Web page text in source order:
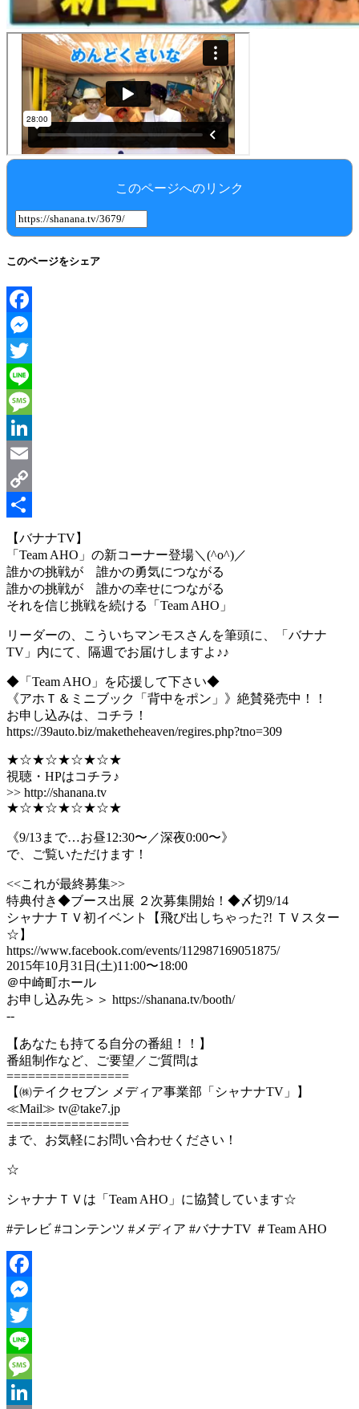
このページへのリンク
このページをシェア
Facebook
Messenger
Twitter
Line
Message
LinkedIn
Email
Copy
Link
共
有
【バナナTV】
「Team AHO」の新コーナー登場＼(^o^)／
誰かの挑戦が 誰かの勇気につながる
誰かの挑戦が 誰かの幸せにつながる
それを信じ挑戦を続ける「Team AHO」
リーダーの、こういちマンモスさんを筆頭に、「バナナ
TV」内にて、隔週でお届けしますよ♪♪
◆「Team AHO」を応援して下さい◆
《アホＴ＆ミニブック「背中をポン」》絶賛発売中！！
お申し込みは、コチラ！
https://39auto.biz/maketheheaven/regires.php?tno=309
★☆★☆★☆★☆★
視聴・HPはコチラ♪
>> http://shanana.tv
★☆★☆★☆★☆★
《9/13まで…お昼12:30〜／深夜0:00〜》
で、ご覧いただけます！
<<これが最終募集>>
特典付き◆ブース出展 ２次募集開始！◆〆切9/14
シャナナＴＶ初イベント【飛び出しちゃった?! ＴＶスター
☆】
https://www.facebook.com/events/112987169051875/
2015年10月31日(土)11:00〜18:00
＠中崎町ホール
お申し込み先＞＞ https://shanana.tv/booth/
--
【あなたも持てる自分の番組！！】
番組制作など、ご要望／ご質問は
=================
【㈱テイクセブン メディア事業部「シャナナTV」】
≪Mail≫ tv@take7.jp
=================
まで、お気軽にお問い合わせください！
☆
シャナナＴＶは「Team AHO」に協賛しています☆
#テレビ #コンテンツ #メディア #バナナTV ＃Team AHO